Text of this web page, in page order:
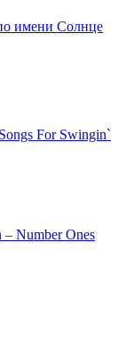
имени Солнце
For Swingin`
– Number Ones